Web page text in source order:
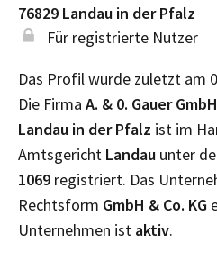
76829 Landau in der Pfalz
Für registrierte Nutzer
Das Profil wurde zuletzt am
Die Firma A. & 0. Gauer
Landau in der Pfalz ist im
Amtsgericht Landau unter
1069 registriert. Das
Rechtsform GmbH & Co. KG
Unternehmen ist aktiv.